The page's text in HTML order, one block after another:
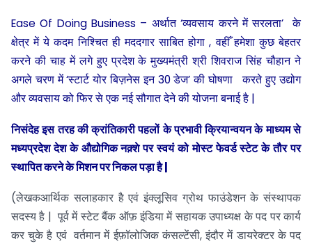
Ease Of Doing Business – अर्थात ‘व्यवसाय करने में सरलता’ के
क्षेत्र में ये कदम निश्चित ही मददगार साबित होगा , वहीँ हमेशा कुछ बेहतर
करने की चाह में लगे हुए प्रदेश के मुख्यमंत्री श्री शिवराज सिंह चौहान ने
अगले चरण में ‘स्टार्ट योर बिज़नेस इन 30 डेज’ की घोषणा करते हुए उद्योग
और व्यवसाय को फिर से एक नई सौगात देने की योजना बनाई है |
निसंदेह इस तरह की क्रांतिकारी पहलों के प्रभावी क्रियान्वयन के माध्यम से
मध्यप्रदेश देश के औद्योगिक नक़्शे पर स्वयं को मोस्ट फेवर्ड स्टेट के तौर पर
स्थापित करने के मिशन पर निकल पड़ा है |
(लेखकआर्थिक सलाहकार है एवं इंक्लूसिव ग्रोथ फाउंडेशन के संस्थापक
सदस्य है | पूर्व में स्टेट बैंक ऑफ़ इंडिया में सहायक उपाध्यक्ष के पद पर कार्य
कर चुके है एवं वर्तमान में ईफ़ॉलोजिक कंसल्टेंसी, इंदौर में डायरेक्टर के पद